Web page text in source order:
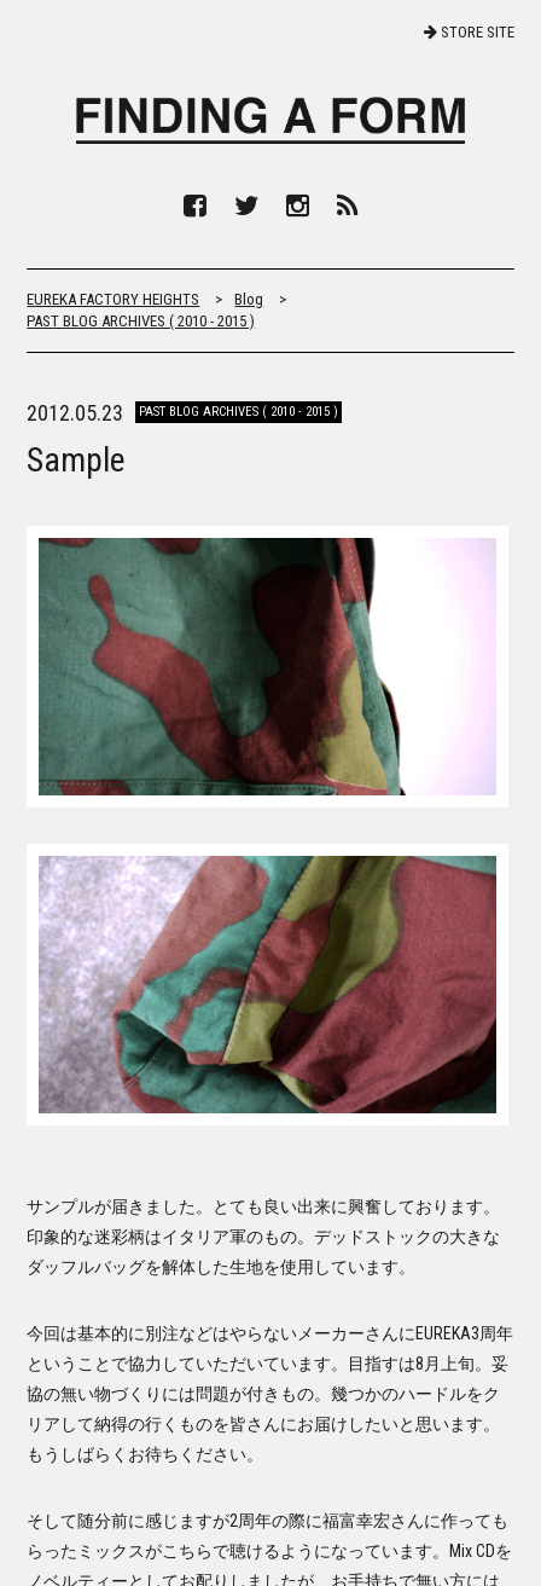
STORE SITE
EUREKA FACTORY HEIGHTS > Blog >
PAST BLOG ARCHIVES ( 2010 - 2015 )
2012.05.23 PAST BLOG ARCHIVES ( 2010 - 2015 )
Sample
サンプルが届きました。とても良い出来に興奮しております。
印象的な迷彩柄はイタリア軍のもの。デッドストックの大きな
ダッフルバッグを解体した生地を使用しています。
今回は基本的に別注などはやらないメーカーさんにEUREKA3周年
ということで協力していただいています。目指すは8月上旬。妥
協の無い物づくりには問題が付きもの。幾つかのハードルをク
リアして納得の行くものを皆さんにお届けしたいと思います。
もうしばらくお待ちください。
そして随分前に感じますが2周年の際に福富幸宏さんに作っても
らったミックスがこちらで聴けるようになっています。Mix CDを
ノベルティーとしてお配りしましたが、お手持ちで無い方には